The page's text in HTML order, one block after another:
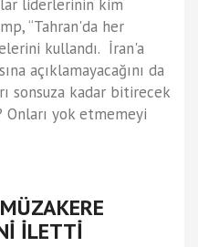
liderlerinin kim
“Tahran'da her
kullandı. İran'a
açıklamayacağını da
sonsuza kadar bitirecek
Onları yok etmemeyi
İLETTİ